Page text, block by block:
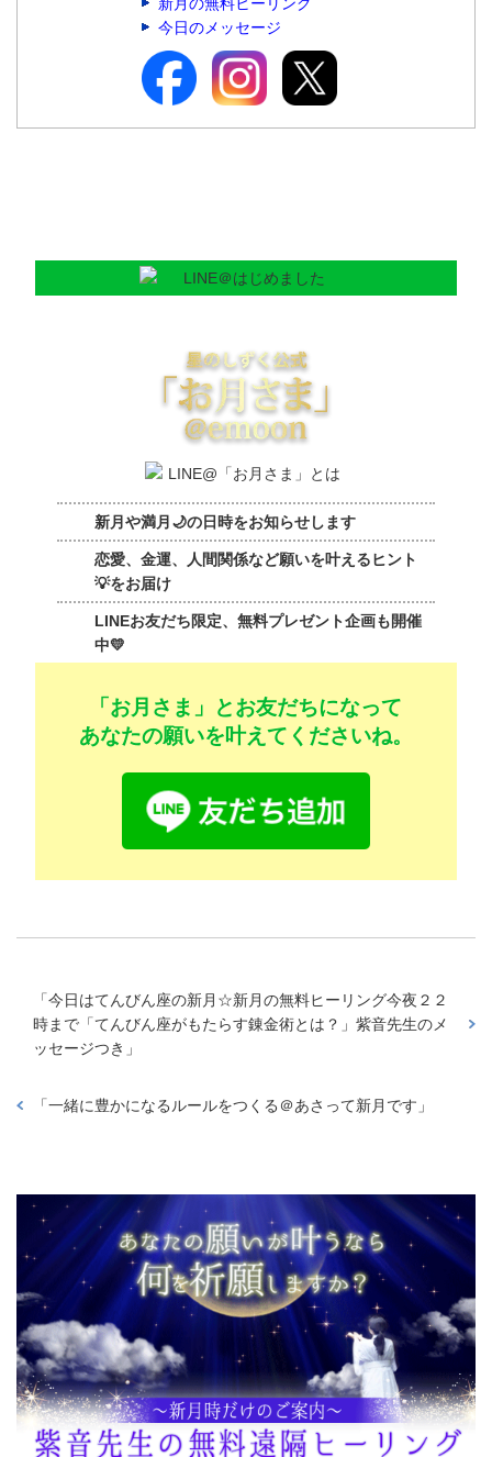
今日のメッセージ
新月や満月🌙の日時をお知らせします
恋愛、金運、人間関係など願いを叶えるヒント
💡をお届け
LINEお友だち限定、無料プレゼント企画も開催
中💛
「お月さま」とお友だちになって
あなたの願いを叶えてくださいね。
「今日はてんびん座の新月☆新月の無料ヒーリング今夜２２
時まで「てんびん座がもたらす錬金術とは？」紫音先生のメ
ッセージつき 」
「一緒に豊かになるルールをつくる＠あさって新月です 」